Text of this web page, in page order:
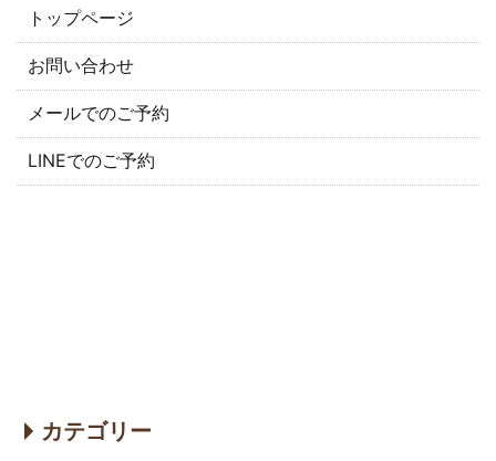
トップページ
お問い合わせ
メールでのご予約
LINEでのご予約
カテゴリー